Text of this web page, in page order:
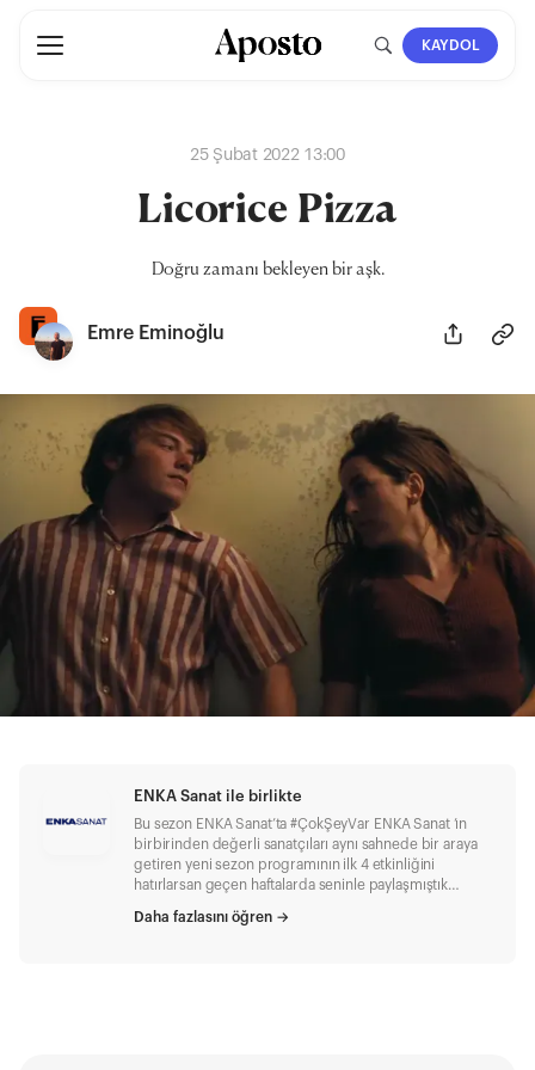
KAYDOL
25 Şubat 2022 13:00
Licorice Pizza
Doğru zamanı bekleyen bir aşk.
Emre Eminoğlu
ENKA Sanat ile birlikte
Bu sezon ENKA Sanat’ta #ÇokŞeyVar ENKA Sanat ’ın
birbirinden değerli sanatçıları aynı sahnede bir araya
getiren yeni sezon programının ilk 4 etkinliğini
hatırlarsan geçen haftalarda seninle paylaşmıştık
müziğe doyacağımız etkinliklerin detaylarını duymaya
Daha fazlasını öğren →